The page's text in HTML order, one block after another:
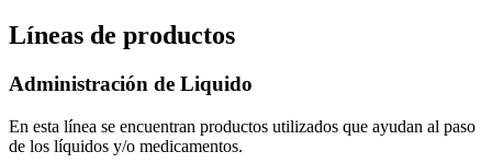
Líneas de productos
Administración de Liquido
En esta línea se encuentran productos utilizados que ayudan al paso
de los líquidos y/o medicamentos.